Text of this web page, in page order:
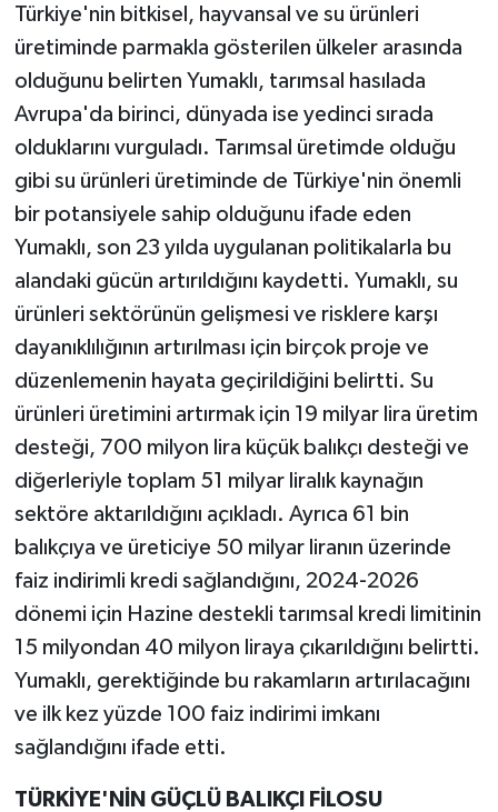
Türkiye'nin bitkisel, hayvansal ve su ürünleri
üretiminde parmakla gösterilen ülkeler arasında
olduğunu belirten Yumaklı, tarımsal hasılada
Avrupa'da birinci, dünyada ise yedinci sırada
olduklarını vurguladı. Tarımsal üretimde olduğu
gibi su ürünleri üretiminde de Türkiye'nin önemli
bir potansiyele sahip olduğunu ifade eden
Yumaklı, son 23 yılda uygulanan politikalarla bu
alandaki gücün artırıldığını kaydetti. Yumaklı, su
ürünleri sektörünün gelişmesi ve risklere karşı
dayanıklılığının artırılması için birçok proje ve
düzenlemenin hayata geçirildiğini belirtti. Su
ürünleri üretimini artırmak için 19 milyar lira üretim
desteği, 700 milyon lira küçük balıkçı desteği ve
diğerleriyle toplam 51 milyar liralık kaynağın
sektöre aktarıldığını açıkladı. Ayrıca 61 bin
balıkçıya ve üreticiye 50 milyar liranın üzerinde
faiz indirimli kredi sağlandığını, 2024-2026
dönemi için Hazine destekli tarımsal kredi limitinin
15 milyondan 40 milyon liraya çıkarıldığını belirtti.
Yumaklı, gerektiğinde bu rakamların artırılacağını
ve ilk kez yüzde 100 faiz indirimi imkanı
sağlandığını ifade etti.
TÜRKİYE'NİN GÜÇLÜ BALIKÇI FİLOSU